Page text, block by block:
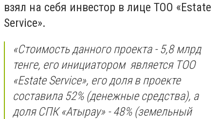
взял на себя инвестор в лице ТОО «Estate
Service».
«Стоимость данного проекта - 5,8 млрд
тенге, его инициатором является ТОО
«Estate Service», его доля в проекте
составила 52% (денежные средства), а
доля СПК «Атырау» - 48% (земельный